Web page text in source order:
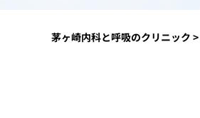
茅ヶ崎内科と呼吸のクリニック >